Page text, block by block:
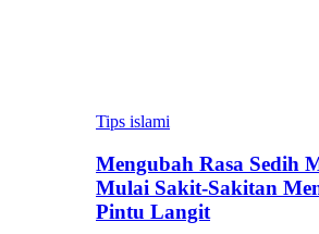
Tips islami
Mengubah Rasa Sedih
Mulai Sakit-Sakitan
Pintu Langit